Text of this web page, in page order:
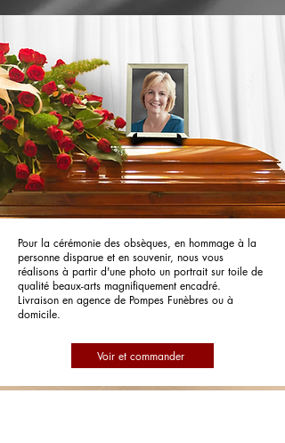
Pour la cérémonie des obsèques, en hommage à la
personne disparue et en souvenir, nous vous
réalisons à partir d'une photo un portrait sur toile de
qualité beaux-arts magnifiquement encadré.
Livraison en agence de Pompes Funèbres ou à
domicile.
Voir et commander